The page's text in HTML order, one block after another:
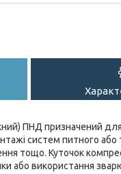
ПНД призначений
систем питного або
тощо. Куточок
або використання